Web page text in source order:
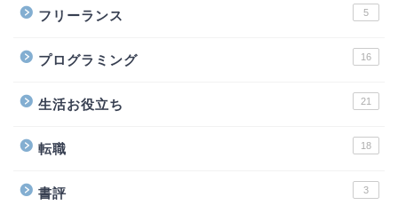
フリーランス 5
プログラミング 16
生活お役立ち 21
転職 18
書評 3